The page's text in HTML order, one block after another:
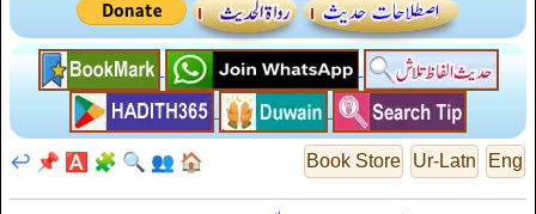
Eng
Ur-Latn
Book Store
🏠
👥
🔍
🧩
🅰️
📌
↩️